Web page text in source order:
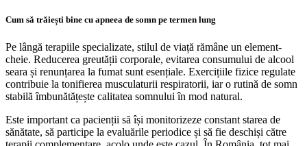
Cum să trăiești bine cu apneea de somn pe termen lung
Pe lângă terapiile specializate, stilul de viață rămâne un element-
cheie. Reducerea greutății corporale, evitarea consumului de alcool
seara și renunțarea la fumat sunt esențiale. Exercițiile fizice regulate
contribuie la tonifierea musculaturii respiratorii, iar o rutină de somn
stabilă îmbunătățește calitatea somnului în mod natural.
Este important ca pacienții să își monitorizeze constant starea de
sănătate, să participe la evaluările periodice și să fie deschiși către